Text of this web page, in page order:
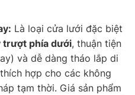
Là loại cửa lưới đặc biệt
trượt phía dưới, thuận tiện
và dễ dàng tháo lắp di
hợp cho các không
tạm thời. Giá sản phẩm